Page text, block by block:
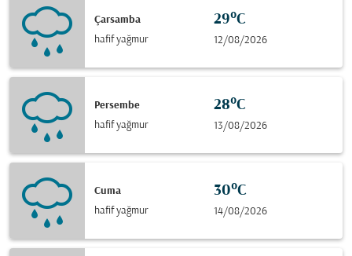
Çarsamba
hafif yağmur
29°C
12/08/2026
Persembe
hafif yağmur
28°C
13/08/2026
Cuma
hafif yağmur
30°C
14/08/2026